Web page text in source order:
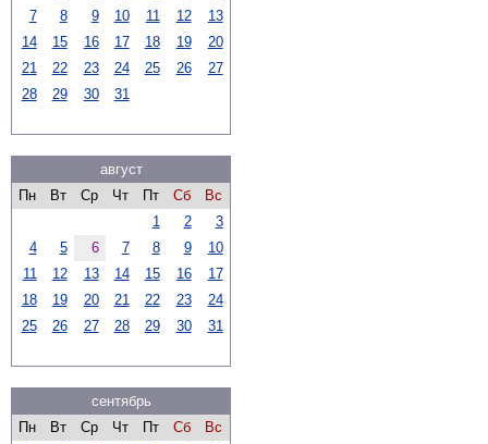
7
8 9 10 11 12
13
14
15 16 17 18 19
20
21
22 23 24 25 26
27
28
29 30 31
август
Пн
Вт Ср Чт Пт Сб
Вс
1
2
3
4
5 6 7 8 9
10
11
12 13 14 15 16
17
18
19 20 21 22 23
24
25
26 27 28 29 30 31
сентябрь
Пн
Вт Ср Чт Пт Сб
Вс